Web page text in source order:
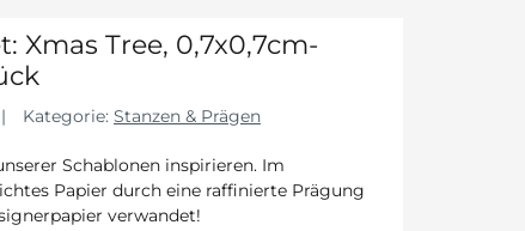
Xmas Tree, 0,7x0,7cm-
Kategorie: Stanzen & Prägen
Schablonen inspirieren. Im
Papier durch eine raffinierte Prägung
verwandet!